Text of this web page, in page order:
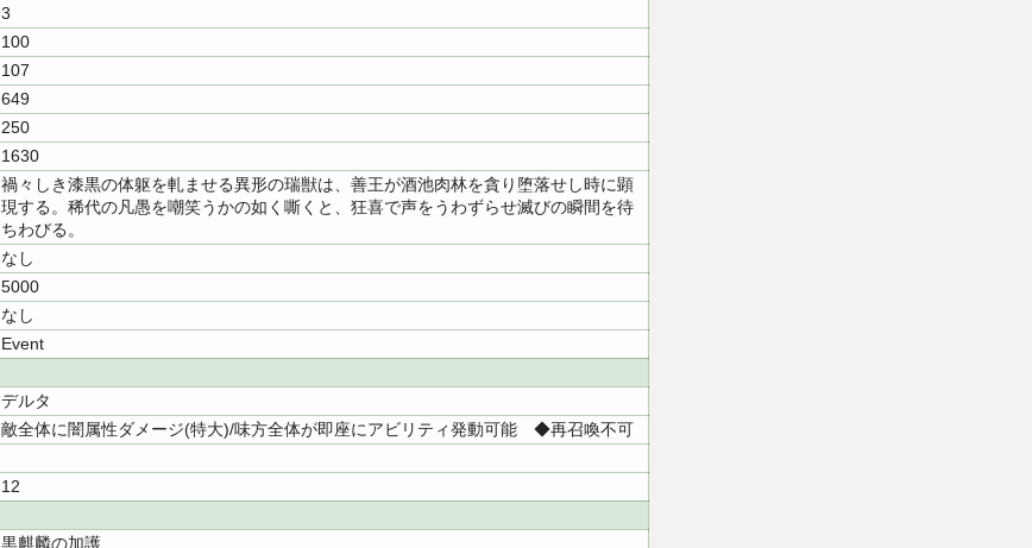
3
100
107
649
250
1630
禍々しき漆黒の体躯を軋ませる異形の瑞獣は、善王が酒池肉林を貪り堕落せし時に顕
現する。稀代の凡愚を嘲笑うかの如く嘶くと、狂喜で声をうわずらせ滅びの瞬間を待
ちわびる。
なし
5000
なし
Event
デルタ
敵全体に闇属性ダメージ(特大)/味方全体が即座にアビリティ発動可能 ◆再召喚不可
12
黒麒麟の加護